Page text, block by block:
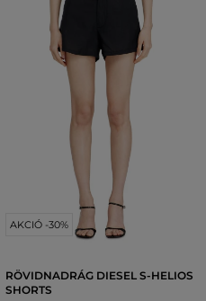
AKCIÓ -30%
RÖVIDNADRÁG DIESEL S-HELIOS
SHORTS